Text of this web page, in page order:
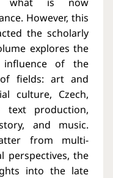
However, this
the scholarly
explores the
influence of the
fields: art and
culture, Czech,
text production,
and music.
from multi-
perspectives, the
into the late